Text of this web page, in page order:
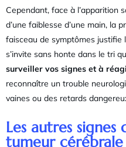
Cependant, face à l’apparition
d’une faiblesse d’une main, la
faisceau de symptômes justifie
s’invite sans honte dans le tri
surveiller vos signes et à
reconnaître un trouble
vaines ou des retards
Les autres signes
tumeur cérébrale